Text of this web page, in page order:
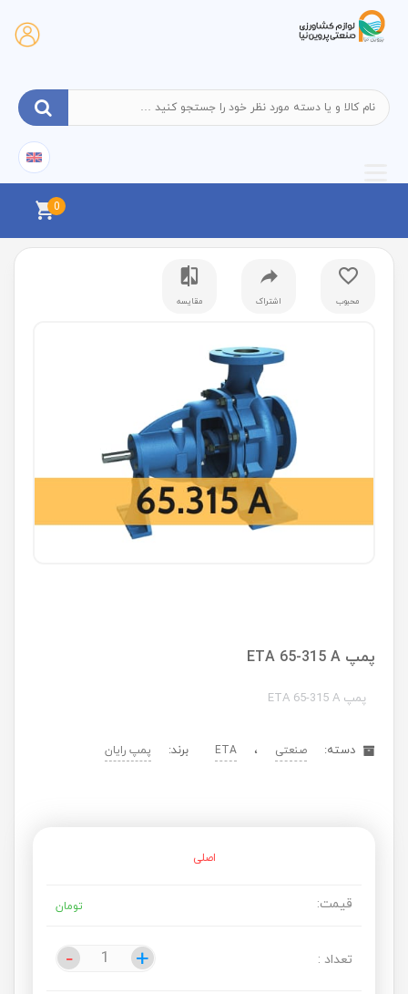
0
محبوب اشتراک مقایسه
پمپ ETA 65-315 A
پمپ ETA 65-315 A
دسته: صنعتی ، ETA برند: پمپ رایان
اصلی
قیمت: تومان
تعداد : +
- +
-